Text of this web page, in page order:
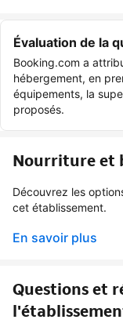
Évaluation de la
Booking.com a
hébergement, en
équipements, la
proposés.
Nourriture et
Découvrez les
cet établissement.
En savoir plus
Questions et